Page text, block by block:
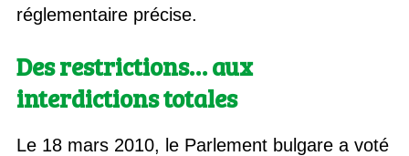
réglementaire précise.
Des restrictions… aux
interdictions totales
Le 18 mars 2010, le Parlement bulgare a voté